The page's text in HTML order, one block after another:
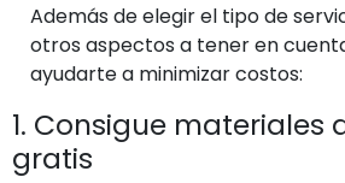
Además de elegir el tipo de
otros aspectos a tener en
ayudarte a minimizar costos:
1. Consigue materiales
gratis